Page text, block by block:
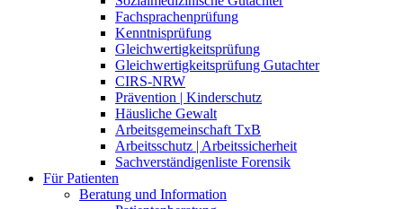
Fachsprachenprüfung
Kenntnisprüfung
Gleichwertigkeitsprüfung
Gleichwertigkeitsprüfung Gutachter
CIRS-NRW
Prävention | Kinderschutz
Häusliche Gewalt
Arbeitsgemeinschaft TxB
Arbeitsschutz | Arbeitssicherheit
Sachverständigenliste Forensik
Für Patienten
Beratung und Information